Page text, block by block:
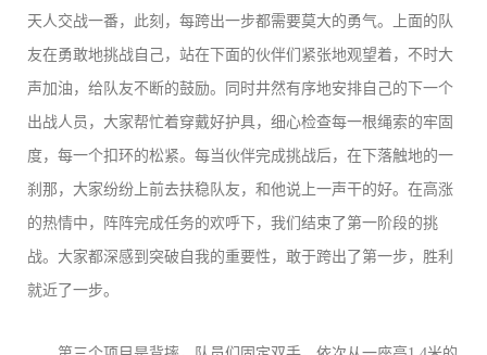
天人交战一番，此刻，每跨出一步都需要莫大的勇气。上面的队
友在勇敢地挑战自己，站在下面的伙伴们紧张地观望着，不时大
声加油，给队友不断的鼓励。同时井然有序地安排自己的下一个
出战人员，大家帮忙着穿戴好护具，细心检查每一根绳索的牢固
度，每一个扣环的松紧。每当伙伴完成挑战后，在下落触地的一
刹那，大家纷纷上前去扶稳队友，和他说上一声干的好。在高涨
的热情中，阵阵完成任务的欢呼下，我们结束了第一阶段的挑
战。大家都深感到突破自我的重要性，敢于跨出了第一步，胜利
就近了一步。